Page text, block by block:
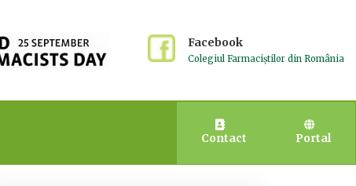
Facebook
Colegiul Farmaciștilor din România
Contact Portal